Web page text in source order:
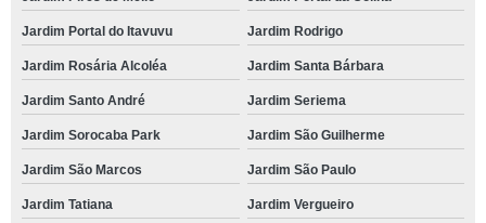
Jardim Portal do Itavuvu Jardim Rodrigo
Jardim Rosária Alcoléa Jardim Santa Bárbara
Jardim Santo André Jardim Seriema
Jardim Sorocaba Park Jardim São Guilherme
Jardim São Marcos Jardim São Paulo
Jardim Tatiana Jardim Vergueiro